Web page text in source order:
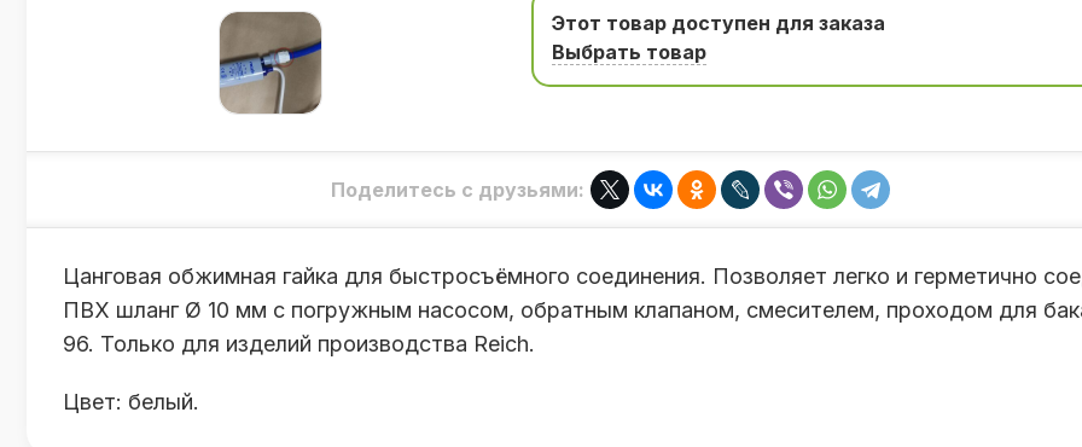
Этот товар доступен для заказа
Выбрать товар
Поделитесь с друзьями:
Цанговая обжимная гайка для быстросъёмного соединения. Позволяет легко и герметично
ПВХ шланг Ø 10 мм с погружным насосом, обратным клапаном, смесителем, проходом для
96. Только для изделий производства Reich.
Цвет: белый.